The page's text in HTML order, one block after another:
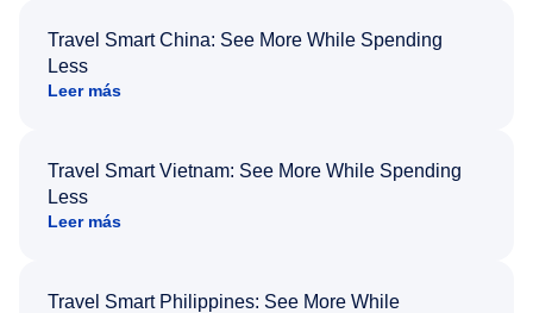
Travel Smart China: See More While Spending
Less
Leer más
Travel Smart Vietnam: See More While Spending
Less
Leer más
Travel Smart Philippines: See More While